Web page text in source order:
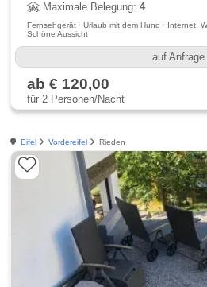
Maximale Belegung:4
Fernsehgerät · Urlaub mit dem Hund · Internet,
Schöne Aussicht
auf Anfrage
ab € 120,00
für 2 Personen/Nacht
Eifel Vordereifel Rieden